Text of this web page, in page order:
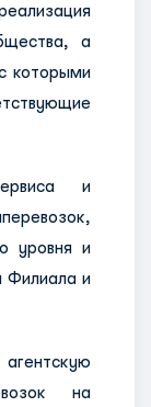
а
которыми
и
уровня и
Филиала и
на